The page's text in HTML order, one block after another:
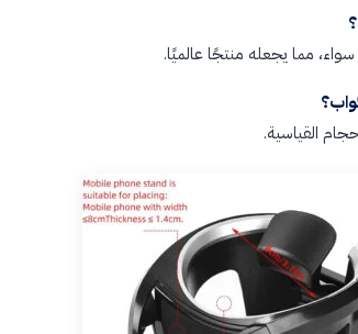
مما يجعله منتجًا عالميًا.
القياسية.